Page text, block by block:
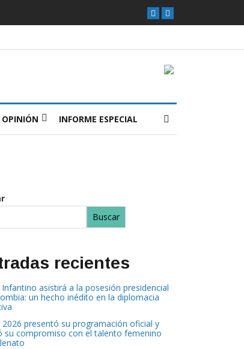
OPINIÓN INFORME ESPECIAL
Buscar
recientes
Infantino asistirá a la posesión presidencial
un hecho inédito en la diplomacia
2026 presentó su programación oficial y
su compromiso con el talento femenino